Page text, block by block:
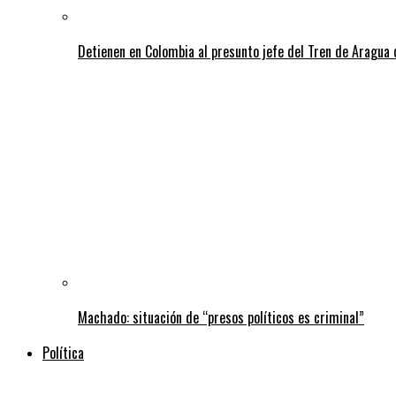
Detienen en Colombia al presunto jefe del Tren de Aragua
Machado: situación de “presos políticos es criminal”
Política